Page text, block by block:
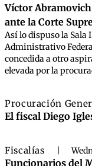
Víctor
ante la Corte
Así lo dispuso la Sala
Administrativo
concedida a otro
elevada por la
Procuración
El fiscal Diego
Fiscalías
Funcionarios del